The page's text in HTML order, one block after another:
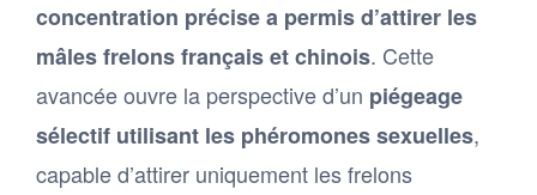
concentration précise a permis d’attirer les
mâles frelons français et chinois. Cette
avancée ouvre la perspective d’un piégeage
sélectif utilisant les phéromones sexuelles,
capable d’attirer uniquement les frelons